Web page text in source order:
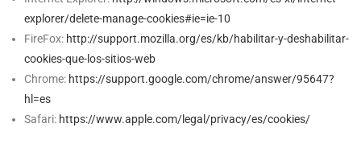
explorer/delete-manage-cookies#ie=ie-10
FireFox: http://support.mozilla.org/es/kb/habilitar-y-deshabilitar-
cookies-que-los-sitios-web
Chrome: https://support.google.com/chrome/answer/95647?
hl=es
Safari: https://www.apple.com/legal/privacy/es/cookies/